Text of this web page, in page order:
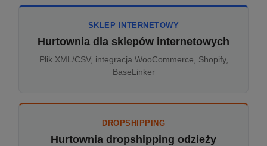
SKLEP INTERNETOWY
Hurtownia dla sklepów internetowych
Plik XML/CSV, integracja WooCommerce, Shopify,
BaseLinker
DROPSHIPPING
Hurtownia dropshipping odzieży